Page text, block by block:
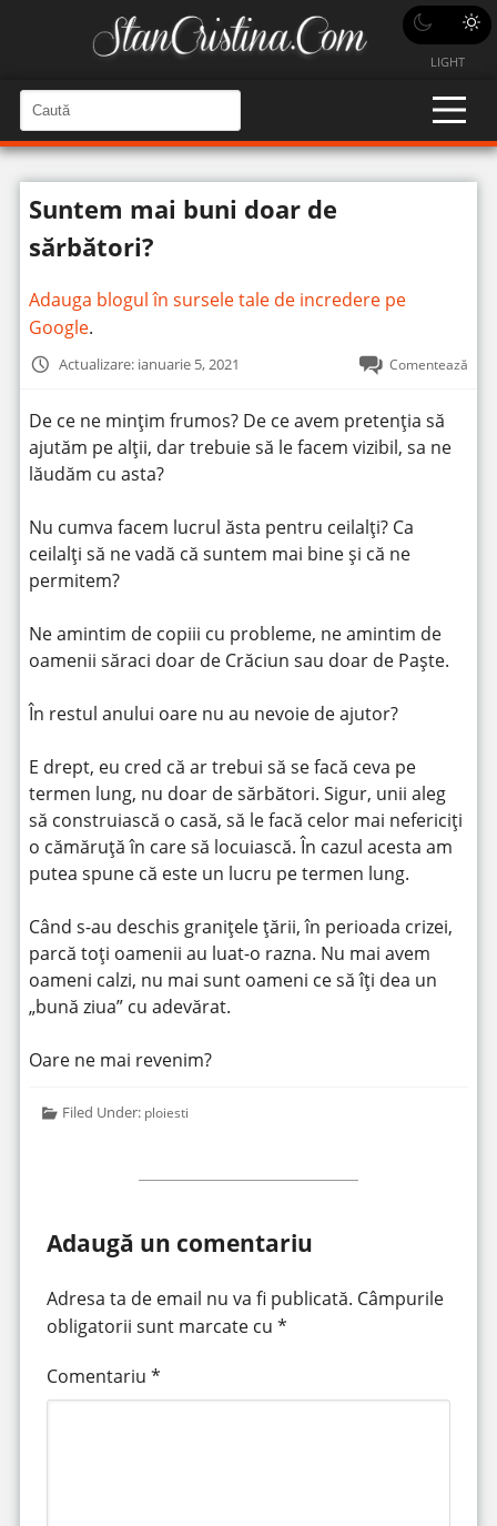
LIGHT
a
u
t
C
a
u
î
n
i
t
Suntem mai buni doar de
sărbători?
Adauga blogul în sursele tale de incredere pe
Google.
Actualizare: ianuarie 5, 2021 Comentează
De ce ne mințim frumos? De ce avem pretenția să
ajutăm pe alții, dar trebuie să le facem vizibil, sa ne
lăudăm cu asta?
Nu cumva facem lucrul ăsta pentru ceilalți? Ca
ceilalți să ne vadă că suntem mai bine și că ne
permitem?
Ne amintim de copiii cu probleme, ne amintim de
oamenii săraci doar de Crăciun sau doar de Paște.
În restul anului oare nu au nevoie de ajutor?
E drept, eu cred că ar trebui să se facă ceva pe
termen lung, nu doar de sărbători. Sigur, unii aleg
să construiască o casă, să le facă celor mai nefericiți
o cămăruță în care să locuiască. În cazul acesta am
putea spune că este un lucru pe termen lung.
Când s-au deschis granițele țării, în perioada crizei,
parcă toți oamenii au luat-o razna. Nu mai avem
oameni calzi, nu mai sunt oameni ce să îți dea un
„bună ziua” cu adevărat.
Oare ne mai revenim?
Filed Under: ploiesti
Adaugă un comentariu
Adresa ta de email nu va fi publicată. Câmpurile
obligatorii sunt marcate cu *
Comentariu *